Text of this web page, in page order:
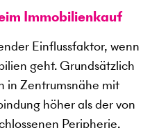
Immobilienkauf
Einflussfaktor, wenn
geht. Grundsätzlich
in Zentrumsnähe mit
höher als der von
Peripherie.